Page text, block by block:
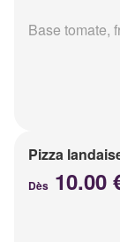
Base tomate,
Pizza
Dès 10.00